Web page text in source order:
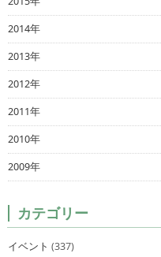
2014年
2013年
2012年
2011年
2010年
2009年
カテゴリー
イベント (337)